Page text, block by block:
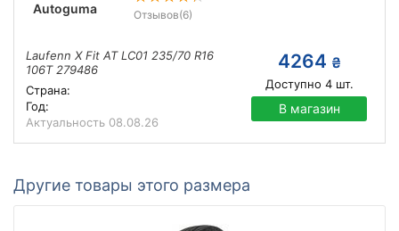
Autoguma Отзывов(6)
Laufenn X Fit AT LC01 235/70 R16
106T 279486
Страна:
Год:
Актуальность 08.08.26
4264 ₴
Доступно 4шт.
В магазин
Другие товары этого размера